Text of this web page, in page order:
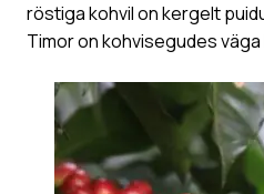
röstiga kohvil on kergelt
Timor on kohvisegudes